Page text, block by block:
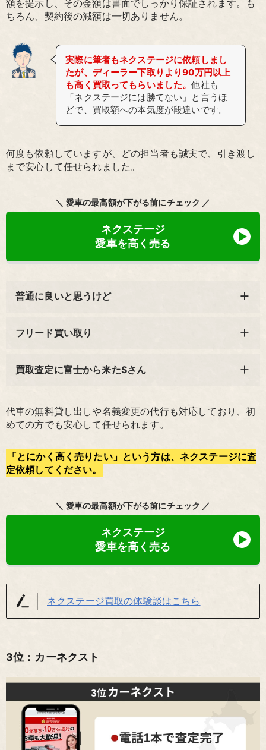
額を提示し、その金額は書面でしっかり保証されます。も
ちろん、契約後の減額は一切ありません。
実際に筆者もネクステージに依頼しまし
たが、ディーラー下取りより90万円以上
も高く買取ってもらいました。他社も
「ネクステージには勝てない」と言うほ
どで、買取額への本気度が段違いです。
何度も依頼していますが、どの担当者も誠実で、引き渡し
まで安心して任せられました。
＼ 愛車の最高額が下がる前にチェック ／
ネクステージ
愛車を高く売る
普通に良いと思うけど
フリード買い取り
買取査定に富士から来たSさん
代車の無料貸し出しや名義変更の代行も対応しており、初
めての方でも安心して任せられます。
「とにかく高く売りたい」という方は、ネクステージに査
定依頼してください。
＼ 愛車の最高額が下がる前にチェック ／
ネクステージ
愛車を高く売る
ネクステージ買取の体験談はこちら
3位：カーネクスト